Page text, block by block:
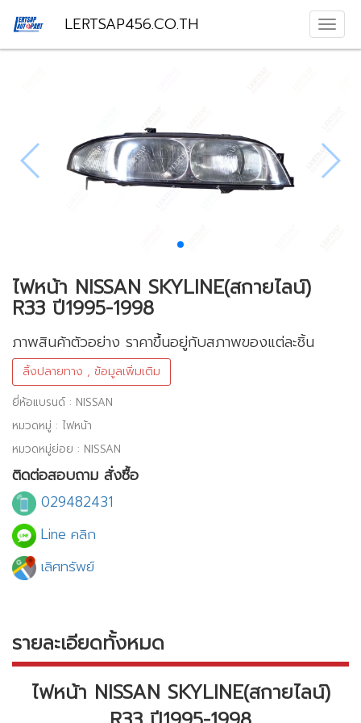
LERTSAP456.CO.TH
ไฟหน้า NISSAN SKYLINE(สกายไลน์)
R33 ปี1995-1998
ภาพสินค้าตัวอย่าง ราคาขึ้นอยู่กับสภาพของแต่ละชิ้น
ลิ้งปลายทาง , ข้อมูลเพิ่มเติม
ยี่ห้อแบรนด์ : NISSAN
หมวดหมู่ : ไฟหน้า
หมวดหมู่ย่อย : NISSAN
ติดต่อสอบถาม สั่งซื้อ
029482431
Line คลิก
เลิศทรัพย์
รายละเอียดทั้งหมด
ไฟหน้า NISSAN SKYLINE(สกายไลน์)